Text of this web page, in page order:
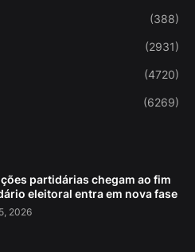
(388)
(2931)
(4720)
(6269)
partidárias chegam ao fim
eleitoral entra em nova fase
2026